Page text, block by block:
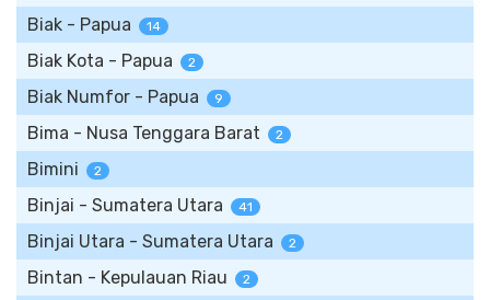
Biak - Papua 14
Biak Kota - Papua 2
Biak Numfor - Papua 9
Bima - Nusa Tenggara Barat 2
Bimini 2
Binjai - Sumatera Utara 41
Binjai Utara - Sumatera Utara 2
Bintan - Kepulauan Riau 2